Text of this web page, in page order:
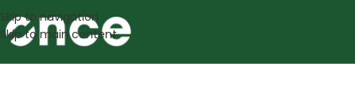
Skip to navigation
Skip to main content